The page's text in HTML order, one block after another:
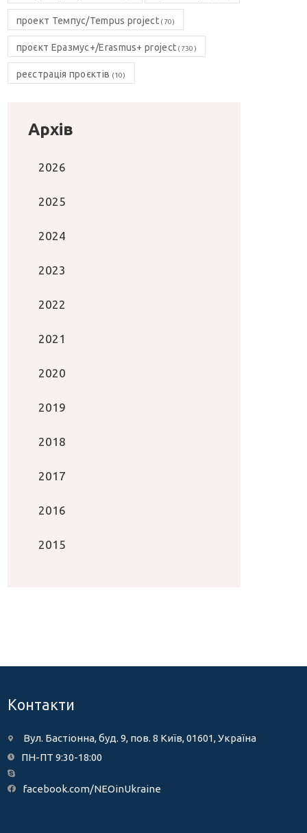
проект Темпус/Tempus project(70)
проєкт Еразмус+/Erasmus+ project (730)
реєстрація проєктів (10)
Архів
2026
2025
2024
2023
2022
2021
2020
2019
2018
2017
2016
2015
Контакти
Вул. Бастіонна, буд. 9, пов. 8 Київ, 01601, Україна
ПН-ПТ 9:30-18:00
facebook.com/NEOinUkraine